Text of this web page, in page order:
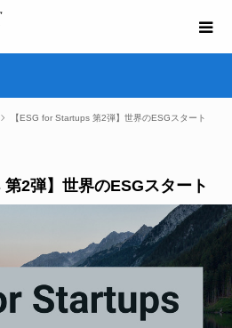
【ESG for Startups 第2弾】世界のESGスタート
2弾】世界のESGスタート